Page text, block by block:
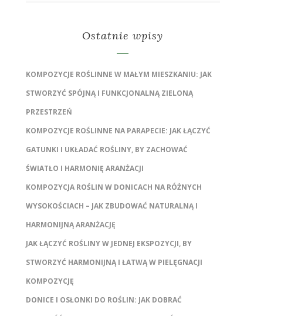
Ostatnie wpisy
KOMPOZYCJE ROŚLINNE W MAŁYM MIESZKANIU: JAK
STWORZYĆ SPÓJNĄ I FUNKCJONALNĄ ZIELONĄ
PRZESTRZEŃ
KOMPOZYCJE ROŚLINNE NA PARAPECIE: JAK ŁĄCZYĆ
GATUNKI I UKŁADAĆ ROŚLINY, BY ZACHOWAĆ
ŚWIATŁO I HARMONIĘ ARANŻACJI
KOMPOZYCJA ROŚLIN W DONICACH NA RÓŻNYCH
WYSOKOŚCIACH – JAK ZBUDOWAĆ NATURALNĄ I
HARMONIJNĄ ARANŻACJĘ
JAK ŁĄCZYĆ ROŚLINY W JEDNEJ EKSPOZYCJI, BY
STWORZYĆ HARMONIJNĄ I ŁATWĄ W PIELĘGNACJI
KOMPOZYCJĘ
DONICE I OSŁONKI DO ROŚLIN: JAK DOBRAĆ